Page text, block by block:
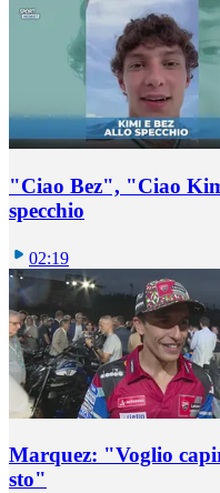
"Ciao Bez", "Ciao
specchio
02:19
Marquez: "Voglio
sto"